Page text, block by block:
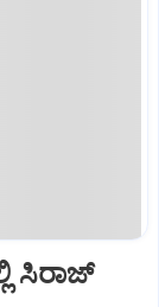
ಸಿರಾಜ್‌